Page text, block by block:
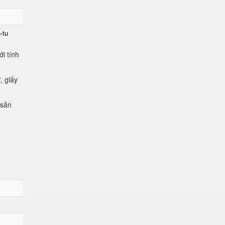
tu
tính
giấy